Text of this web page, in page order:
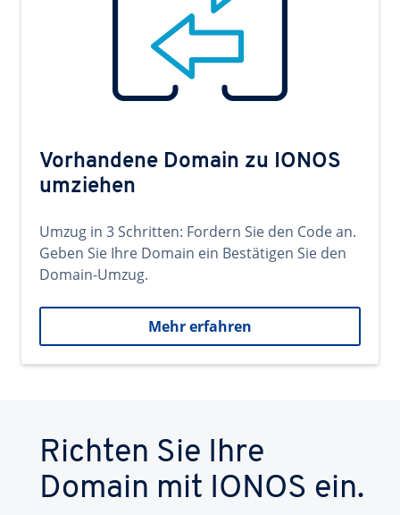
Vorhandene Domain zu IONOS
umziehen
Umzug in 3 Schritten: Fordern Sie den Code an.
Geben Sie Ihre Domain ein Bestätigen Sie den
Domain-Umzug.
Mehr erfahren
Richten Sie Ihre
Domain mit IONOS ein.